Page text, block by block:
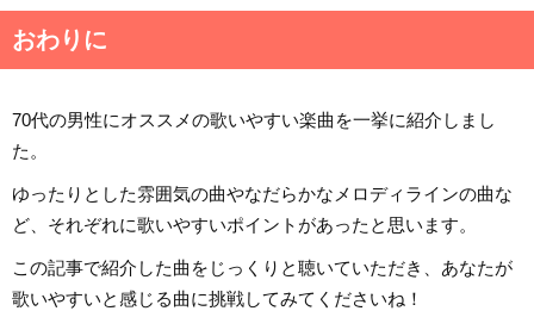
おわりに
70代の男性にオススメの歌いやすい楽曲を一挙に紹介しまし
た。
ゆったりとした雰囲気の曲やなだらかなメロディラインの曲な
ど、それぞれに歌いやすいポイントがあったと思います。
この記事で紹介した曲をじっくりと聴いていただき、あなたが
歌いやすいと感じる曲に挑戦してみてくださいね！